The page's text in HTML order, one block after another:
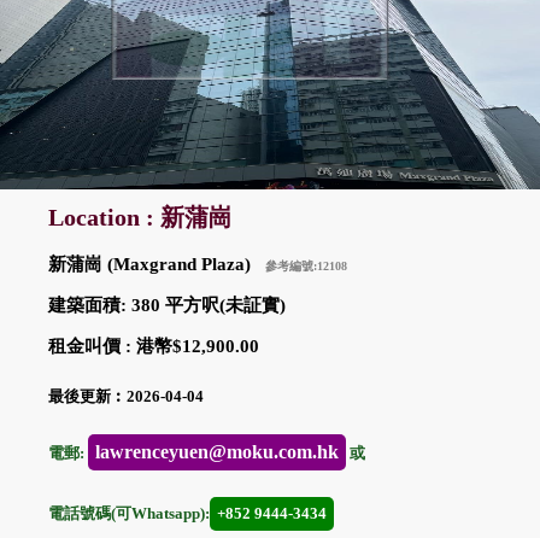
Location : 新蒲崗
新蒲崗 (Maxgrand Plaza) 參考編號:12108
建築面積: 380 平方呎(未証實)
租金叫價 : 港幣$12,900.00
最後更新︰2026-04-04
電郵: lawrenceyuen@moku.com.hk 或
電話號碼(可Whatsapp): +852 9444-3434